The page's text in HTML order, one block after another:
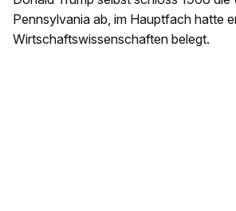
Pennsylvania ab, im Hauptfach hatte
Wirtschaftswissenschaften belegt.